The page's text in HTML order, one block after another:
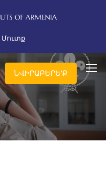
Մուտք
ՆՎԻՐԱԲԵՐԵ'Ք